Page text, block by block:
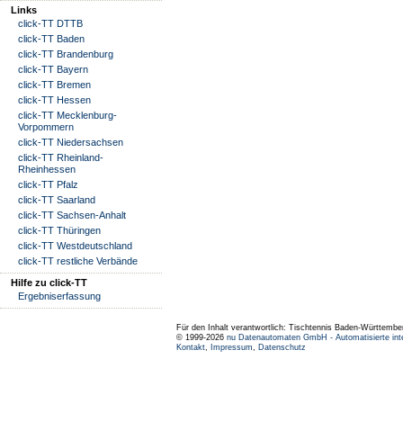
Links
click-TT DTTB
click-TT Baden
click-TT Brandenburg
click-TT Bayern
click-TT Bremen
click-TT Hessen
click-TT Mecklenburg-
Vorpommern
click-TT Niedersachsen
click-TT Rheinland-
Rheinhessen
click-TT Pfalz
click-TT Saarland
click-TT Sachsen-Anhalt
click-TT Thüringen
click-TT Westdeutschland
click-TT restliche Verbände
Hilfe zu click-TT
Ergebniserfassung
Für den Inhalt verantwortlich: Tischtennis Baden-
© 1999-2026 nu Datenautomaten GmbH - Automatisierte
Kontakt, Impressum, Datenschutz